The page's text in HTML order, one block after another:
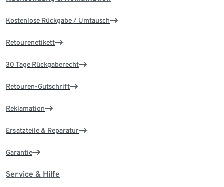
Kostenlose Rückgabe / Umtausch
Retourenetikett
30 Tage Rückgaberecht
Retouren-Gutschrift
Reklamation
Ersatzteile & Reparatur
Garantie
Service & Hilfe